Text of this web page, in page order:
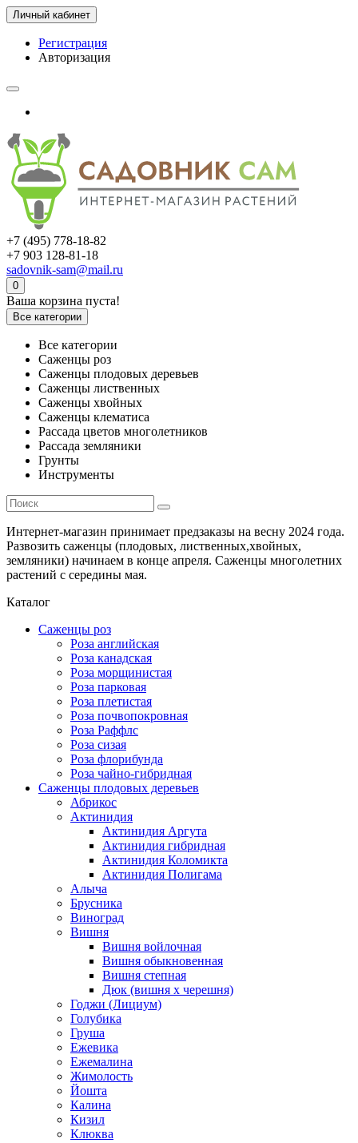
Личный кабинет
Регистрация
Авторизация
+7 (495) 778-18-82
+7 903 128-81-18
sadovnik-sam@mail.ru
0
Ваша корзина пуста!
Все категории
Все категории
Саженцы роз
Саженцы плодовых деревьев
Саженцы лиственных
Саженцы хвойных
Саженцы клематиса
Рассада цветов многолетников
Рассада земляники
Грунты
Инструменты
Интернет-магазин принимает предзаказы на весну 2024 года.
Развозить саженцы (плодовых, лиственных,хвойных,
земляники) начинаем в конце апреля. Саженцы многолетних
растений с середины мая.
Каталог
Саженцы роз
Роза английская
Роза канадская
Роза морщинистая
Роза парковая
Роза плетистая
Роза почвопокровная
Роза Раффлс
Роза сизая
Роза флорибунда
Роза чайно-гибридная
Саженцы плодовых деревьев
Абрикос
Актинидия
Актинидия Аргута
Актинидия гибридная
Актинидия Коломикта
Актинидия Полигама
Алыча
Брусника
Виноград
Вишня
Вишня войлочная
Вишня обыкновенная
Вишня степная
Дюк (вишня х черешня)
Годжи (Лициум)
Голубика
Груша
Ежевика
Ежемалина
Жимолость
Йошта
Калина
Кизил
Клюква